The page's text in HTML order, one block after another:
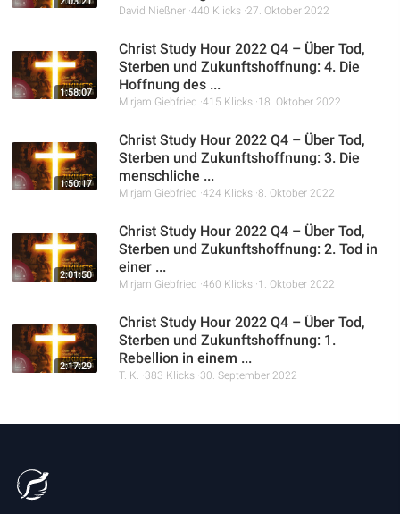
David Nießner 440 Klicks 27. Oktober 2022
1:58:07
Christ Study Hour 2022 Q4 – Über Tod,
Sterben und Zukunftshoffnung: 4. Die
Hoffnung des ...
Mirjam Giebfried 415 Klicks 18. Oktober 2022
1:50:17
Christ Study Hour 2022 Q4 – Über Tod,
Sterben und Zukunftshoffnung: 3. Die
menschliche ...
Mirjam Giebfried 424 Klicks 8. Oktober 2022
2:01:50
Christ Study Hour 2022 Q4 – Über Tod,
Sterben und Zukunftshoffnung: 2. Tod in
einer ...
Mirjam Giebfried 460 Klicks 1. Oktober 2022
2:17:29
Christ Study Hour 2022 Q4 – Über Tod,
Sterben und Zukunftshoffnung: 1.
Rebellion in einem ...
T. K. 383 Klicks 30. September 2022